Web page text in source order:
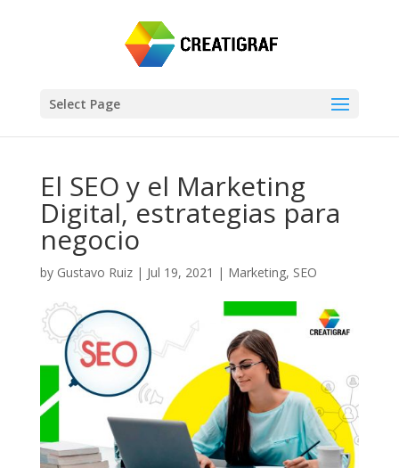
Select Page
El SEO y el Marketing
Digital, estrategias para
negocio
by Gustavo Ruiz| Jul 19, 2021 | Marketing, SEO